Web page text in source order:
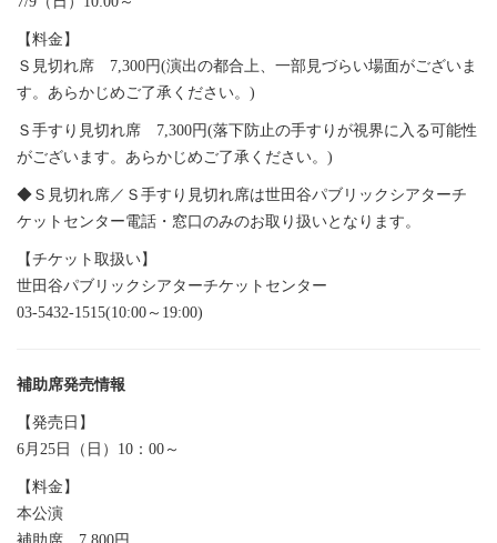
【料金】
Ｓ見切れ席 7,300円(演出の都合上、一部見づらい場面がございま
す。あらかじめご了承ください。)
Ｓ手すり見切れ席 7,300円(落下防止の手すりが視界に入る可能性
がございます。あらかじめご了承ください。)
◆Ｓ見切れ席／Ｓ手すり見切れ席は世田谷パブリックシアターチ
ケットセンター電話・窓口のみのお取り扱いとなります。
【チケット取扱い】
世田谷パブリックシアターチケットセンター
03-5432-1515(10:00～19:00)
補助席発売情報
【発売日】
6月25日（日）10：00～
【料金】
本公演